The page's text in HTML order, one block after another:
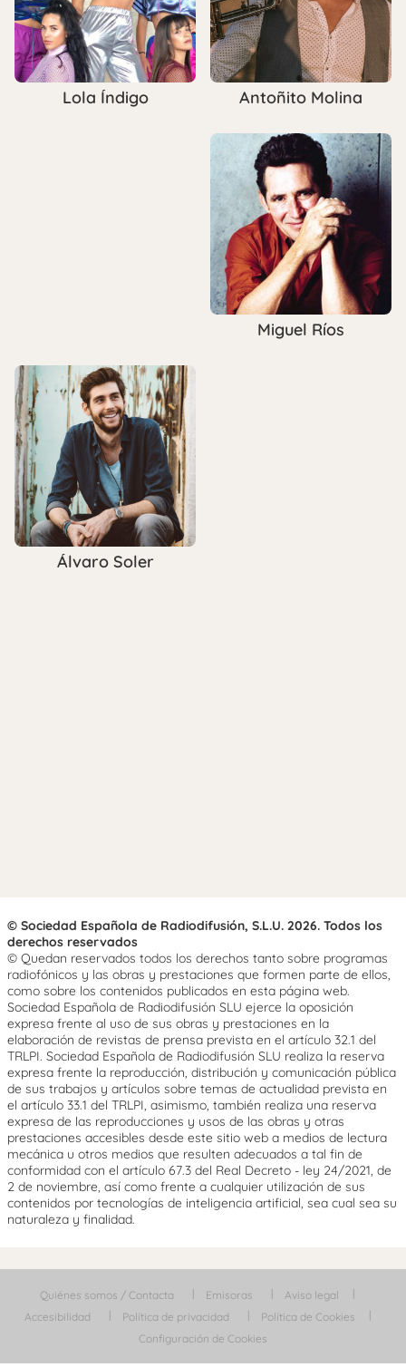
Lola Índigo Antoñito Molina
Miguel Ríos
Álvaro Soler
© Sociedad Española de Radiodifusión, S.L.U. 2026. Todos los
derechos reservados
© Quedan reservados todos los derechos tanto sobre programas
radiofónicos y las obras y prestaciones que formen parte de ellos,
como sobre los contenidos publicados en esta página web.
Sociedad Española de Radiodifusión SLU ejerce la oposición
expresa frente al uso de sus obras y prestaciones en la
elaboración de revistas de prensa prevista en el artículo 32.1 del
TRLPI. Sociedad Española de Radiodifusión SLU realiza la reserva
expresa frente la reproducción, distribución y comunicación pública
de sus trabajos y artículos sobre temas de actualidad prevista en
el artículo 33.1 del TRLPI, asimismo, también realiza una reserva
expresa de las reproducciones y usos de las obras y otras
prestaciones accesibles desde este sitio web a medios de lectura
mecánica u otros medios que resulten adecuados a tal fin de
conformidad con el artículo 67.3 del Real Decreto - ley 24/2021, de
2 de noviembre, así como frente a cualquier utilización de sus
contenidos por tecnologías de inteligencia artificial, sea cual sea su
naturaleza y finalidad.
Quiénes somos / Contacta Emisoras
Aviso legal
Accesibilidad
Política de privacidad
Política de Cookies
Configuración de Cookies